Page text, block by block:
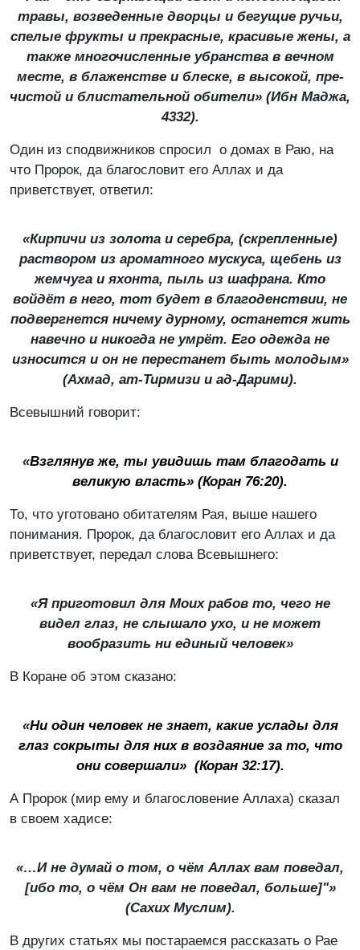
тра­вы, воз­ве­ден­ные двор­цы и бе­гу­щие ру­чьи,
спе­лые фрук­ты и ­пре­крас­ные, кра­си­вые же­ны, а
так­же мно­го­чис­лен­ные уб­ран­ст­ва в веч­ном
мес­те, в бла­жен­ст­ве и бле­ске, в вы­со­кой, пре­
чис­той и бли­ста­тель­ной оби­те­ли» (Ибн Маджа,
4332).
Один из сподвижников спросил о домах в Раю, на
что Пророк, да благословит его Аллах и да
приветствует, ответил:
«Кирпичи из золота и серебра, (скрепленные)
раствором из ароматного мускуса, щебень из
жемчуга и яхонта, пыль из шафрана. Кто
войдёт в него, тот будет в благоденствии, не
подвергнется ничему дурному, останется жить
навечно и никогда не умрёт. Его одежда не
износится и он не перестанет быть молодым»
(Ахмад, ат-Тирмизи и ад-Дарими).
Всевышний говорит:
«Взглянув же, ты увидишь там благодать и
великую власть» (Коран 76:20).
То, что уготовано обитателям Рая, выше нашего
понимания. Пророк, да благословит его Аллах и да
приветствует, передал слова Всевышнего:
«Я приготовил для Моих рабов то, чего не
видел глаз, не слышало ухо, и не может
вообразить ни единый человек»
В Коране об этом сказано:
«Ни один человек не знает, какие услады для
глаз сокрыты для них в воздаяние за то, что
они совершали» (Коран 32:17).
А Пророк (мир ему и благословение Аллаха) сказал
в своем хадисе:
«…И не думай о том, о чём Аллах вам поведал,
[ибо то, о чём Он вам не поведал, больше]"»
(Сахих Муслим).
В других статьях мы постараемся рассказать о Рае